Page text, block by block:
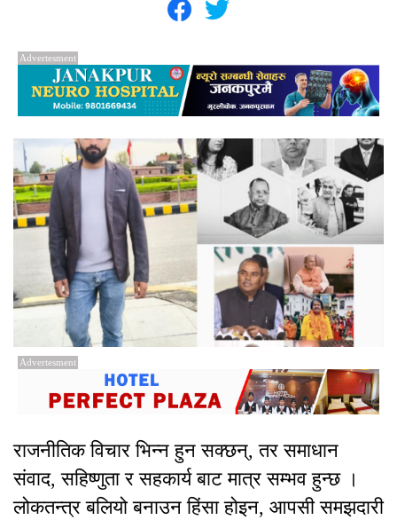
Advertesment
Advertesment
राजनीतिक विचार भिन्न हुन सक्छन्, तर समाधान
संवाद, सहिष्णुता र सहकार्य बाट मात्र सम्भव हुन्छ ।
लोकतन्त्र बलियो बनाउन हिंसा होइन, आपसी समझदारी